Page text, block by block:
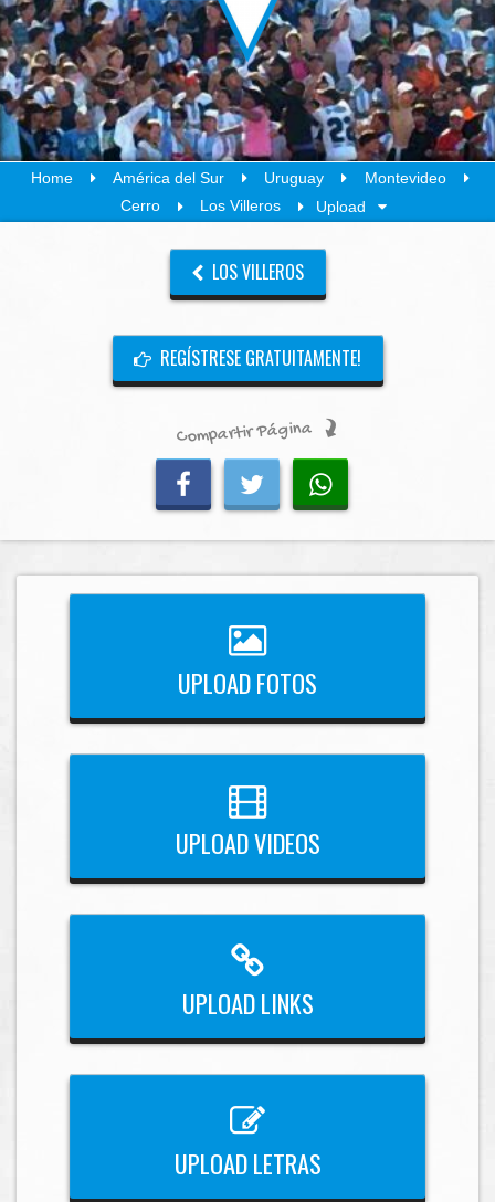
Home América del Sur Uruguay
Montevideo
Cerro
Los Villeros Upload
LOS VILLEROS
REGÍSTRESE GRATUITAMENTE!
Compartir Página
UPLOAD FOTOS
UPLOAD VIDEOS
UPLOAD LINKS
UPLOAD LETRAS